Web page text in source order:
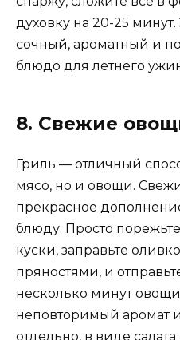
духовку на 20-25
сочный, ароматный и
блюдо для летнего
8. Свежие
Гриль — отличный
мясо, но и овощи.
прекрасное
блюду. Просто
куски, заправьте
пряностями, и
несколько минут
неповторимый аромат
отдельно, в виде